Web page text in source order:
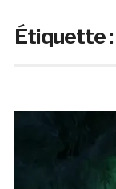
Étiquette :